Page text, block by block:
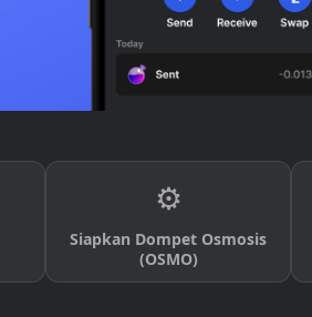
⚙️
Siapkan Dompet Osmosis
(OSMO)